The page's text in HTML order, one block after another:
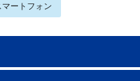
マートフォン